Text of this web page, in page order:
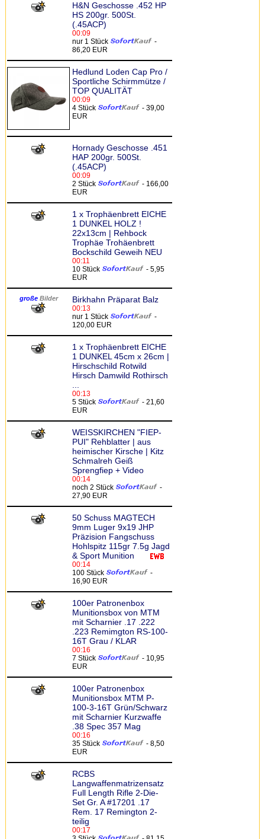
H&N Geschosse .452 HP
HS 200gr. 500St.
(.45ACP)
00:09
nur 1 Stück
-
86,20 EUR
Hedlund Loden Cap Pro /
Sportliche Schirmmütze /
TOP QUALITÄT
00:09
4 Stück
- 39,00
EUR
Hornady Geschosse .451
HAP 200gr. 500St.
(.45ACP)
00:09
2 Stück
- 166,00
EUR
1 x Trophäenbrett EICHE
1 DUNKEL HOLZ !
22x13cm | Rehbock
Trophäe Trohäenbrett
Bockschild Geweih NEU
00:11
10 Stück
- 5,95
EUR
große Bilder Birkhahn Präparat Balz
00:13
nur 1 Stück
-
120,00 EUR
1 x Trophäenbrett EICHE
1 DUNKEL 45cm x 26cm |
Hirschschild Rotwild
Hirsch Damwild Rothirsch
...
00:13
5 Stück
- 21,60
EUR
WEISSKIRCHEN "FIEP-
PUI" Rehblatter | aus
heimischer Kirsche | Kitz
Schmalreh Geiß
Sprengfiep + Video
00:14
noch 2 Stück
-
27,90 EUR
50 Schuss MAGTECH
9mm Luger 9x19 JHP
Präzision Fangschuss
Hohlspitz 115gr 7.5g Jagd
& Sport Munition
00:14
100 Stück
-
16,90 EUR
100er Patronenbox
Munitionsbox von MTM
mit Scharnier .17 .222
.223 Remimgton RS-100-
16T Grau / KLAR
00:16
7 Stück
- 10,95
EUR
100er Patronenbox
Munitionsbox MTM P-
100-3-16T Grün/Schwarz
mit Scharnier Kurzwaffe
.38 Spec 357 Mag
00:16
35 Stück
- 8,50
EUR
RCBS
Langwaffenmatrizensatz
Full Length Rifle 2-Die-
Set Gr. A #17201 .17
Rem. 17 Remington 2-
teilig
00:17